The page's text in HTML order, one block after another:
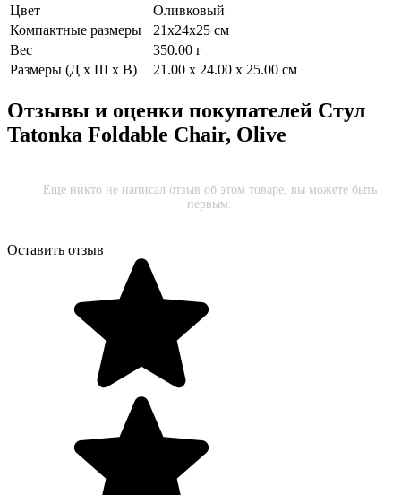
Цвет
Оливковый
Компактные размеры
21х24х25 см
Вес
350.00 г
Размеры (Д х Ш х В)
21.00 x 24.00 x 25.00 см
Отзывы и оценки покупателей Стул
Tatonka Foldable Chair, Olive
Еще никто не написал отзыв об этом товаре, вы можете быть
первым.
Оставить отзыв